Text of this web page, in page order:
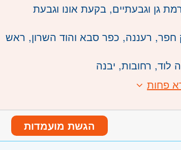
גן וגבעתיים, בקעת אונו וגבעת
חפר, רעננה, כפר סבא והוד השרון, ראש
לוד, רחובות, יבנה
פחות
הגשת מועמדות